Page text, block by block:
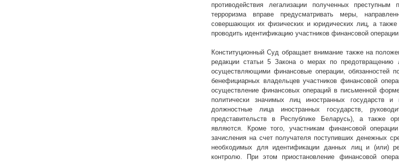
противодействия легализации полученных
терроризма вправе предусматривать меры,
совершающих их физических и юридических лиц, а
проводить идентификацию участников финансовой операции.
Конституционный Суд обращает внимание также на
редакции статьи 5 Закона о мерах по предотвращению
осуществляющими финансовые операции, обязанностей
бенефициарных владельцев участников финансовой
осуществление финансовых операций в письменной
политически значимых лиц иностранных государств и
должностные лица иностранных государств,
представительств в Республике Беларусь), а также
являются. Кроме того, участникам финансовой
зачисления на счет получателя поступивших денежных
необходимых для идентификации данных лиц и (или)
контролю. При этом приостановление финансовой